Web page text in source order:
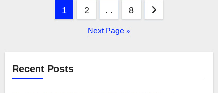
1 2 … 8
Next Page »
Recent Posts